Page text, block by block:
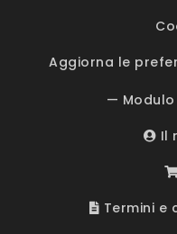
Aggiorna le
—
Il
Termini e